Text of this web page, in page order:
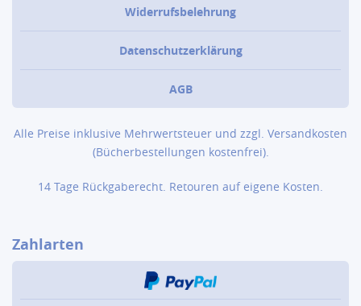
Widerrufsbelehrung
Datenschutzerklärung
AGB
Alle Preise inklusive Mehrwertsteuer und zzgl. Versandkosten
(Bücher­bestellungen kostenfrei).
14 Tage Rückgaberecht. Retouren auf eigene Kosten.
Zahlarten